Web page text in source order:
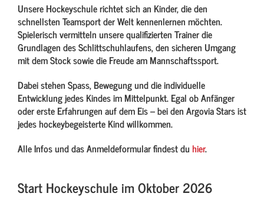
Unsere Hockeyschule richtet sich an Kinder, die den
schnellsten Teamsport der Welt kennenlernen möchten.
Spielerisch vermitteln unsere qualifizierten Trainer die
Grundlagen des Schlittschuhlaufens, den sicheren Umgang
mit dem Stock sowie die Freude am Mannschaftssport.
Dabei stehen Spass, Bewegung und die individuelle
Entwicklung jedes Kindes im Mittelpunkt. Egal ob Anfänger
oder erste Erfahrungen auf dem Eis – bei den Argovia Stars ist
jedes hockeybegeisterte Kind willkommen.
Alle Infos und das Anmeldeformular findest du hier.
Start Hockeyschule im Oktober 2026